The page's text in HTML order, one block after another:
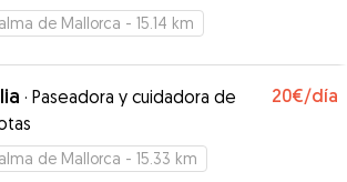
de Mallorca - 15.14 km
· Paseadora y cuidadora de
20€/día
de Mallorca - 15.33 km